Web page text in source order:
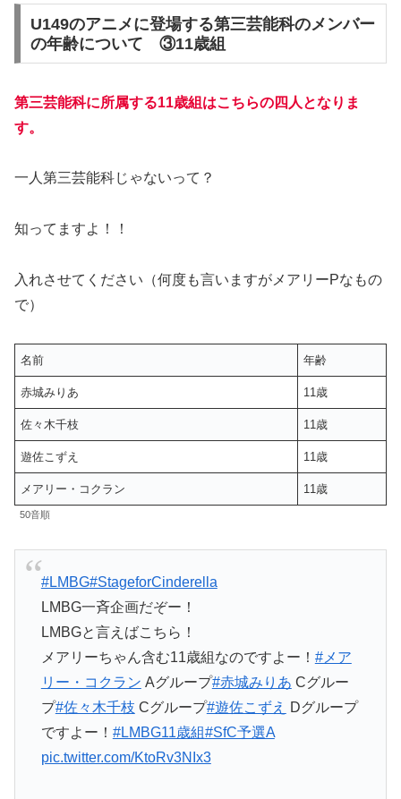
U149のアニメに登場する第三芸能科のメンバー
の年齢について ③11歳組
第三芸能科に所属する11歳組はこちらの四人となりま
す。
一人第三芸能科じゃないって？
知ってますよ！！
入れさせてください（何度も言いますがメアリーPなもの
で）
名前 年齢
赤城みりあ 11歳
佐々木千枝 11歳
遊佐こずえ 11歳
メアリー・コクラン 11歳
50音順
#LMBG#StageforCinderella
LMBG一斉企画だぞー！
LMBGと言えばこちら！
メアリーちゃん含む11歳組なのですよー！ #メア
リー・コクラン Aグループ#赤城みりあ Cグルー
プ#佐々木千枝 Cグループ#遊佐こずえ
Dグループ
ですよー！ #LMBG11歳組#SfC予選A
pic.twitter.com/KtoRv3NIx3